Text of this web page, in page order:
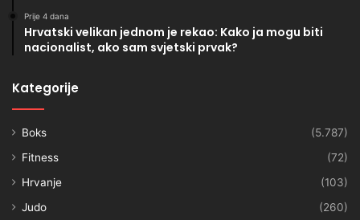
Prije 4 dana
Hrvatski velikan jednom je rekao: Kako ja mogu biti
nacionalist, ako sam svjetski prvak?
Kategorije
Boks
(5.787)
Fitness
(72)
Hrvanje
(103)
Judo
(260)